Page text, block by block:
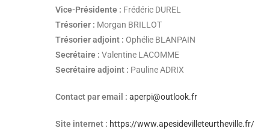
Vice-Présidente : Frédéric DUREL
Trésorier : Morgan BRILLOT
Trésorier adjoint : Ophélie BLANPAIN
Secrétaire : Valentine LACOMME
Secrétaire adjoint : Pauline ADRIX
Contact par email : aperpi@outlook.fr
Site internet : https://www.apesidevilleteurtheville.fr/